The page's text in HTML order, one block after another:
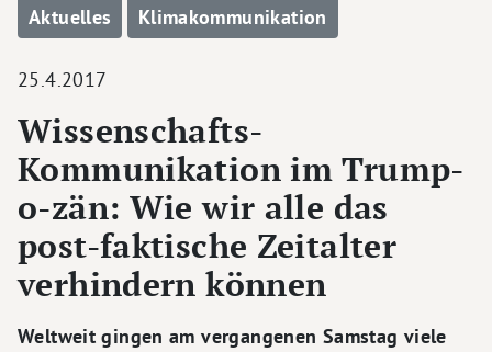
Aktuelles Klimakommunikation
25.4.2017
Wissenschafts-
Kommunikation im Trump-
o-zän: Wie wir alle das
post-faktische Zeitalter
verhindern können
Weltweit gingen am vergangenen Samstag viele